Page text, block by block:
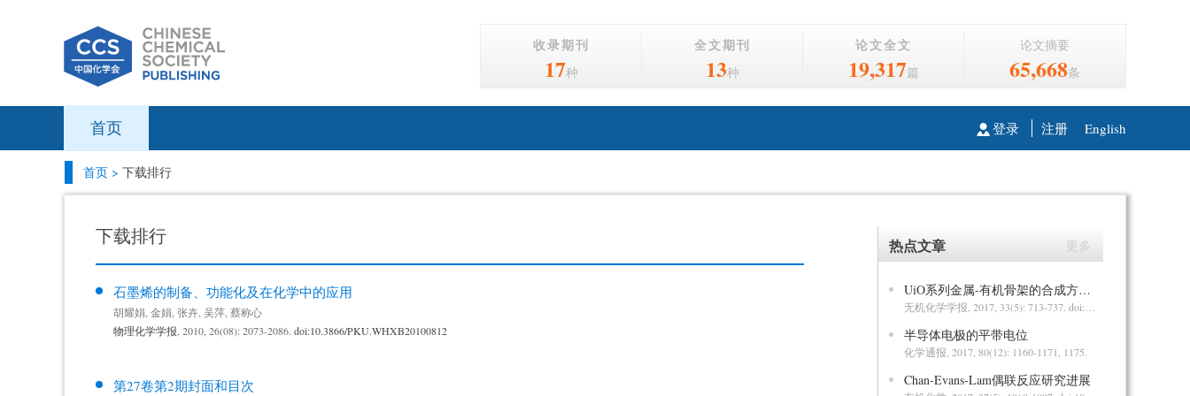
收录期刊
17种
全文期刊
13种
论文全文
19,317篇
论文摘要
65,668条
首页 登录 注册 English
首页 > 下载排行
下载排行
石墨烯的制备、功能化及在化学中的应用
胡耀娟 金娟 张卉 吴萍 蔡称心
物理化学学报 , 2010, 26(08): 2073-2086. doi:10.3866/PKU.WHXB20100812
第27卷第2期封面和目次
热点文章 更多
UiO系列金属-有机骨架的合成方法与应用
无机化学学报 , 2017, 33(5): 713-737. doi:10.11862/CJIC.2017.105
半导体电极的平带电位
化学通报 , 2017, 80(12): 1160-1171, 1175.
Chan-Evans-Lam偶联反应研究进展